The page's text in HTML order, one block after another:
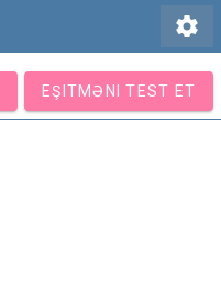
settings
EŞITMƏNI TEST ET